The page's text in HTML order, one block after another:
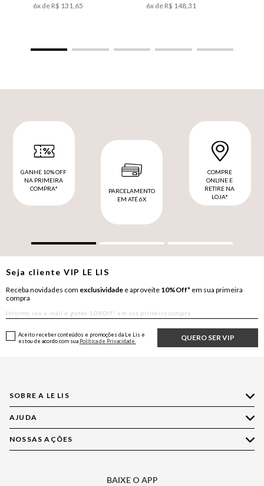
6x de R$ 131 65
6x de R$ 148 31
GANHE 10% OFF
NA PRIMEIRA
COMPRA*
PARCELAMENTO
EM ATÉ 6X
COMPRE
ONLINE E
RETIRE NA
LOJA*
Seja clienteVIP LE LIS
Receba novidades com exclusividade e aproveite 10%Off* em sua primeira
compra
QUERO SER VIP
Aceito receber conteúdos e promoções da Le Lis e
estou de acordo com sua Política de Privacidade.
SOBRE A LE LIS
Quem Somos
Nossas Lojas
Política de Privacidade
AJUDA
Compre pelo WhatsApp
Central de Relacionamento
NOSSAS AÇÕES
BAIXE O APP